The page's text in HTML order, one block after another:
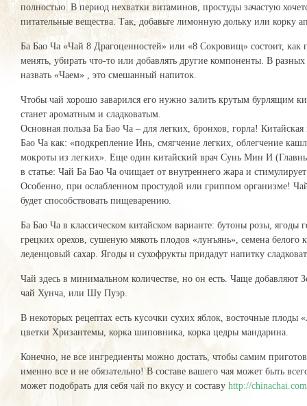
полностью. В период нехватки витаминов, простуды зачастую
питательные вещества. Так, добавьте лимонную дольку или корку
Ба Бао Ча «Чай 8 Драгоценностей» или «8 Сокровищ» состоит,
менять, убирать что-то или добавлять другие компоненты. В
назвать «Чаем» , это смешанный напиток.
Чтобы чай хорошо заварился его нужно залить крутым бурлящим
станет ароматным и сладковатым.
Основная польза Ба Бао Ча – для легких, бронхов, горла!
Бао Ча как: «подкрепление Инь, смягчение легких, облегчение
мокроты из легких». Еще один китайский врач Сунь Мин И
в статье: Чай Ба Бао Ча очищает от внутреннего жара и
Особенно, при ослабленном простудой или гриппом организме!
будет способствовать пищеварению.
Ба Бао Ча в классическом китайском варианте: бутоны розы,
грецких орехов, сушеную мякоть плодов «лунъянь», семена белого
леденцовый сахар. Ягоды и сухофрукты придадут напитку
Чай здесь в минимальном количестве, но он есть. Чаще
чай Хунча, или Шу Пуэр.
В некоторых рецептах есть кусочки сухих яблок, восточные плоды
цветки Хризантемы, корка шиповника, корка цедры мандарина.
Конечно, не все ингредиенты можно достать, чтобы самим
именно все и не обязательно! В составе вашего чая может быть
может подобрать для себя чай по вкусу и составу http://